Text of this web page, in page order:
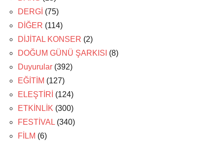
DERGİ (75)
DİĞER (114)
DİJİTAL KONSER (2)
DOĞUM GÜNÜ ŞARKISI (8)
Duyurular (392)
EĞİTİM (127)
ELEŞTİRİ (124)
ETKİNLİK (300)
FESTİVAL (340)
FİLM (6)